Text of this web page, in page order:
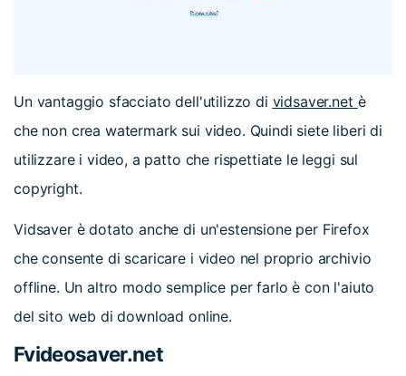
Un vantaggio sfacciato dell'utilizzo di vidsaver.net è
che non crea watermark sui video. Quindi siete liberi di
utilizzare i video, a patto che rispettiate le leggi sul
copyright.
Vidsaver è dotato anche di un'estensione per Firefox
che consente di scaricare i video nel proprio archivio
offline. Un altro modo semplice per farlo è con l'aiuto
del sito web di download online.
Fvideosaver.net